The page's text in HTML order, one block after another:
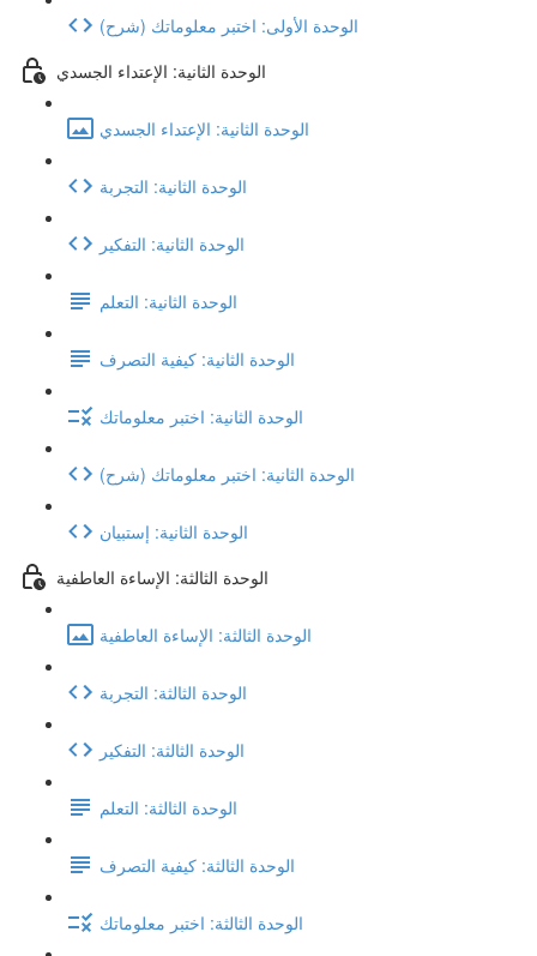
(شرح) الوحدة الأولى: اختبر معلوماتك
الوحدة الثانية: الإعتداء الجسدي
الوحدة الثانية: الإعتداء الجسدي
الوحدة الثانية: التجربة
الوحدة الثانية: التفكير
الوحدة الثانية: التعلم
الوحدة الثانية: كيفية التصرف
الوحدة الثانية: اختبر معلوماتك
(شرح) الوحدة الثانية: اختبر معلوماتك
الوحدة الثانية: إستبيان
الوحدة الثالثة: الإساءة العاطفية
الوحدة الثالثة: الإساءة العاطفية
الوحدة الثالثة: التجربة
الوحدة الثالثة: التفكير
الوحدة الثالثة: التعلم
الوحدة الثالثة: كيفية التصرف
الوحدة الثالثة: اختبر معلوماتك